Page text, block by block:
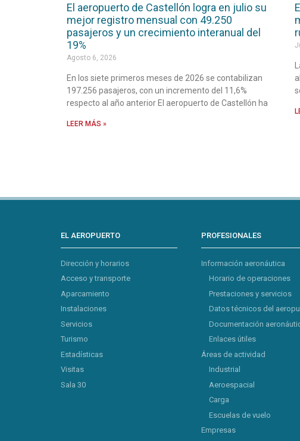
El aeropuerto de Castellón logra en julio su
mejor registro mensual con 49.250
pasajeros y un crecimiento interanual del
19%
Agosto 6, 2026
En los siete primeros meses de 2026 se contabilizan
197.256 pasajeros, con un incremento del 11,6%
respecto al año anterior El aeropuerto de Castellón ha
LEER MÁS »
EL AEROPUERTO
Dirección y horarios
Acceso y transporte
Aparcamiento
Instalaciones
Servicios
Turismo
Estadísticas
Visitas
Sala 30
PROFESIONALES
Información aeronáutica
Horario de operaciones
Prestaciones y servicios
Datos técnicos del
Documentación
Enlaces útiles
Áreas de actividad
Industrial
Aeroespacial
Carga
Escuelas de vuelo
Empresas